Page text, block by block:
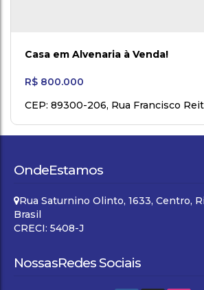
Casa em Alvenaria à Venda!
R$ 800.000
CEP: 89300-206, Rua Francisco
OndeEstamos
Rua Saturnino Olinto, 1633, Centro,
Brasil
CRECI: 5408-J
NossasRedes Sociais